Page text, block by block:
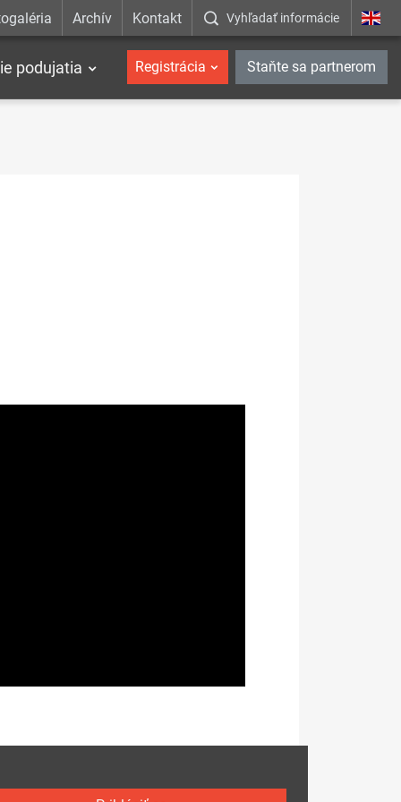
Archív Kontakt Vyhľadať informácie
podujatia Registrácia Staňte sa partnerom